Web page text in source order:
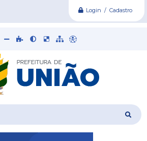
Login / Cadastro